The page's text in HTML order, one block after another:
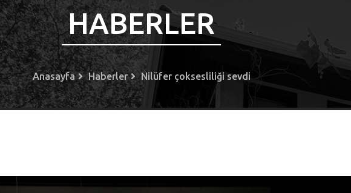
HABERLER
Anasayfa Haberler Nilüfer çoksesliliği sevdi